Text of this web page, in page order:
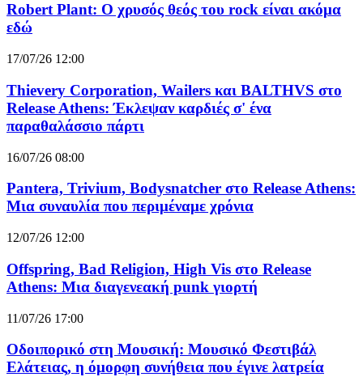
Robert Plant: Ο χρυσός θεός του rock είναι ακόμα
εδώ
17/07/26 12:00
Thievery Corporation, Wailers και BALTHVS στο
Release Athens: Έκλεψαν καρδιές σ' ένα
παραθαλάσσιο πάρτι
16/07/26 08:00
Pantera, Trivium, Bodysnatcher στο Release Athens:
Μια συναυλία που περιμέναμε χρόνια
12/07/26 12:00
Offspring, Bad Religion, High Vis στο Release
Athens: Μια διαγενεακή punk γιορτή
11/07/26 17:00
Οδοιπορικό στη Μουσική: Μουσικό Φεστιβάλ
Ελάτειας, η όμορφη συνήθεια που έγινε λατρεία